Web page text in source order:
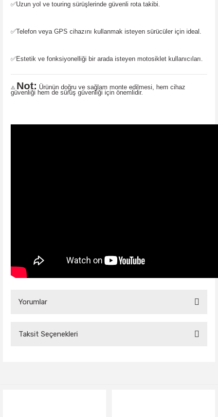
✅Uzun yol ve touring sürüşlerinde güvenli rota takibi.
✅Telefon veya GPS cihazını kullanmak isteyen sürücüler için ideal.
✅Estetik ve fonksiyonelliği bir arada isteyen motosiklet kullanıcıları.
⚠️ Not: Ürünün doğru ve sağlam monte edilmesi, hem cihaz
güvenliği hem de sürüş güvenliği için önemlidir.
Yorumlar
Taksit Seçenekleri